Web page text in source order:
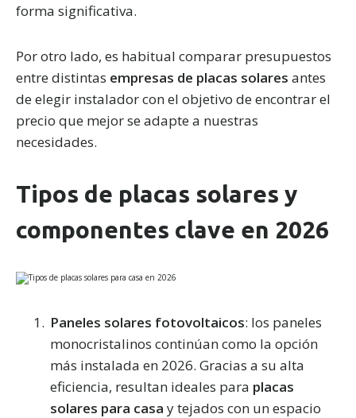
forma significativa.
Por otro lado, es habitual comparar presupuestos
entre distintas empresas de placas solares antes
de elegir instalador con el objetivo de encontrar el
precio que mejor se adapte a nuestras
necesidades.
Tipos de placas solares y
componentes clave en 2026
Paneles solares fotovoltaicos: los paneles
monocristalinos continúan como la opción
más instalada en 2026. Gracias a su alta
eficiencia, resultan ideales para placas
solares para casa y tejados con un espacio